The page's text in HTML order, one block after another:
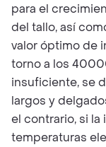
para el
del tallo, así
valor óptimo de
torno a los
insuficiente, se
largos y
el contrario, si la
temperaturas